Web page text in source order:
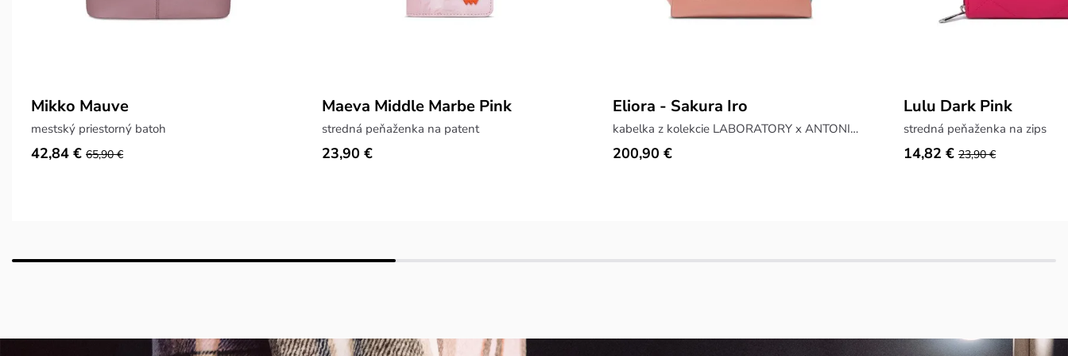
Mikko Mauve
mestský priestorný batoh
42,84 € 65,90 €
Maeva Middle Marbe Pink
stredná peňaženka na patent
23,90 €
Eliora - Sakura Iro
kabelka z kolekcie LABORATORY x ANTONIN SIMON
200,90 €
Lulu Dark Pink
stredná peňaženka na zips
14,82 € 23,90 €